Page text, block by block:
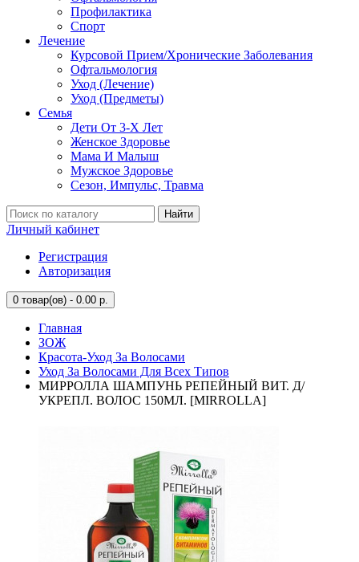
Профилактика
Спорт
Лечение
Курсовой Прием/Хронические Заболевания
Офтальмология
Уход (Лечение)
Уход (Предметы)
Семья
Дети От 3-Х Лет
Женское Здоровье
Мама И Малыш
Мужское Здоровье
Сезон, Импульс, Травма
Найти
Личный кабинет
Регистрация
Авторизация
0 товар(ов) - 0.00 р.
Главная
ЗОЖ
Красота-Уход За Волосами
Уход За Волосами Для Всех Типов
МИРРОЛЛА ШАМПУНЬ РЕПЕЙНЫЙ ВИТ. Д/
УКРЕПЛ. ВОЛОС 150МЛ. [MIRROLLA]